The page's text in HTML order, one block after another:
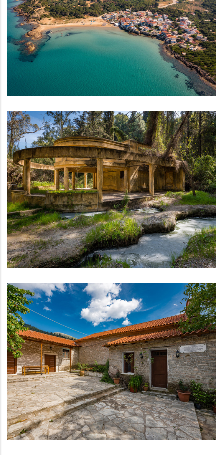
Παραλία Αρκούδι
Ιαματικά Λουτρά Κυλλήνης
ΑΞΙΟΘΈΑΤΑ
Ι.Μ. Παναγίας Χρυσοπηγής Δίβρης ή Άνω
Μονή ή Μονή Ζωοδόχου Πηγής
ΝΑΟΊ - ΜΟΝΑΣΤΉΡΙΑ